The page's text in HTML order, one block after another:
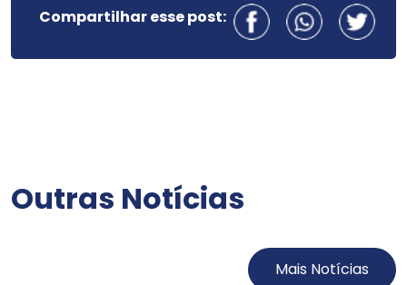
Compartilhar esse post:
Outras Notícias
Mais Notícias